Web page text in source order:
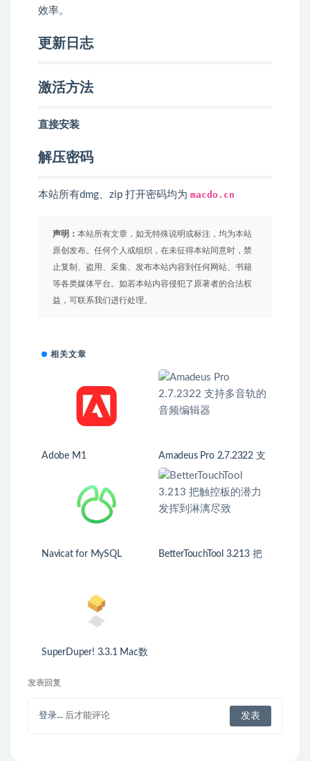
效率。
更新日志
激活方法
直接安装
解压密码
本站所有dmg、zip 打开密码均为 macdo.cn
声明： 本站所有文章，如无特殊说明或标注，均为本站
原创发布。任何个人或组织，在未征得本站同意时，禁
止复制、盗用、采集、发布本站内容到任何网站、书籍
等各类媒体平台。如若本站内容侵犯了原著者的合法权
益，可联系我们进行处理。
相关文章
Adobe M1
Amadeus Pro 2.7.2322 支
持多音轨的音频编辑器
Navicat for MySQL
BetterTouchTool 3.213 把
SuperDuper! 3.3.1 Mac数
发表回复
登录... 后才能评论